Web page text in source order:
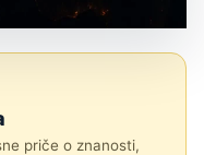
priče o znanosti,